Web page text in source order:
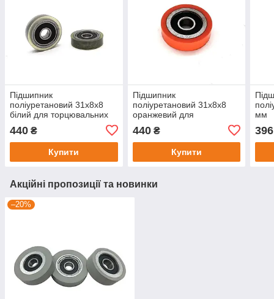
Підшипник
поліуретановий 31х8х8
білий для торцювальних
440 ₴
Купити
Підшипник
поліуретановий 31х8х8
оранжевий для
Brandt HOMAG
440₴
Купити
мм
396
Акційні пропозиції та новинки
–20%